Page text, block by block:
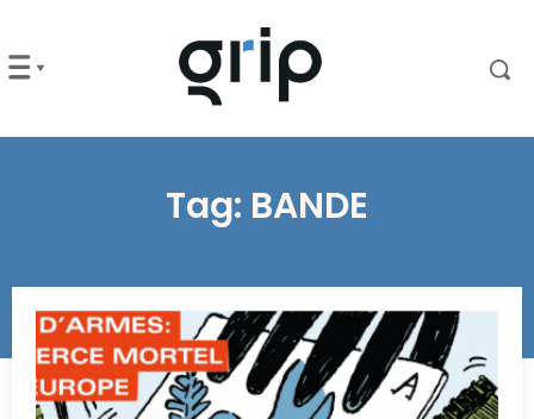
Tag: BANDE